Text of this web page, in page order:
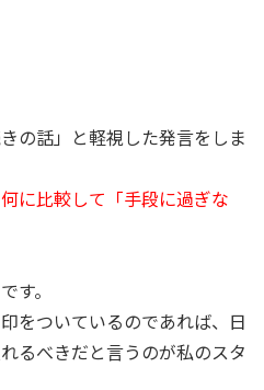
の話」と軽視した発言をしま
に比較して「手段に過ぎな
す。
をついているのであれば、日
るべきだと言うのが私のスタ